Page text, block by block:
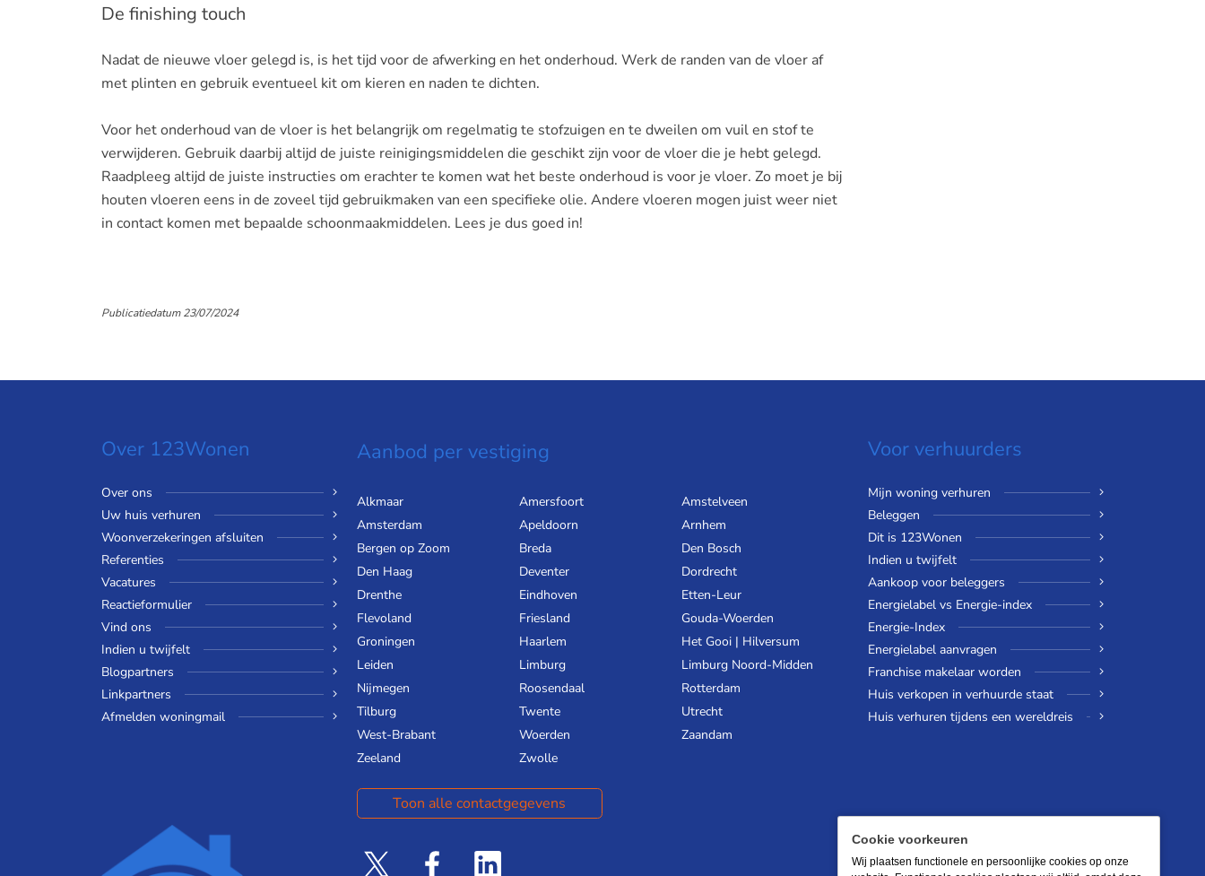
De finishing touch
Nadat de nieuwe vloer gelegd is, is het tijd voor de afwerking en het onderhoud. Werk de randen van de vloer af
met plinten en gebruik eventueel kit om kieren en naden te dichten.
Voor het onderhoud van de vloer is het belangrijk om regelmatig te stofzuigen en te dweilen om vuil en stof te
verwijderen. Gebruik daarbij altijd de juiste reinigingsmiddelen die geschikt zijn voor de vloer die je hebt gelegd.
Raadpleeg altijd de juiste instructies om erachter te komen wat het beste onderhoud is voor je vloer. Zo moet je bij
houten vloeren eens in de zoveel tijd gebruikmaken van een specifieke olie. Andere vloeren mogen juist weer niet
in contact komen met bepaalde schoonmaakmiddelen. Lees je dus goed in!
Publicatiedatum 23/07/2024
Over 123Wonen
Over ons
Uw huis verhuren
Woonverzekeringen afsluiten
Referenties
Vacatures
Reactieformulier
Vind ons
Indien u twijfelt
Blogpartners
Linkpartners
Afmelden woningmail
Aanbod per vestiging
Alkmaar Amersfoort
Amstelveen
Amsterdam
Apeldoorn
Arnhem
Bergen op Zoom
Breda
Den Bosch
Den Haag
Deventer
Dordrecht
Drenthe
Eindhoven
Etten-Leur
Flevoland
Friesland
Gouda-Woerden
Groningen
Haarlem
Het Gooi | Hilversum
Leiden
Limburg
Limburg Noord-Midden
Nijmegen
Roosendaal
Rotterdam
Tilburg
Twente
Utrecht
West-Brabant
Woerden
Zaandam
Zeeland
Zwolle
Toon alle contactgegevens
Voor verhuurders
Mijn woning verhuren
Beleggen
Dit is 123Wonen
Indien u twijfelt
Aankoop voor beleggers
Energielabel vs Energie-index
Energie-Index
Energielabel aanvragen
Franchise makelaar worden
Huis verkopen in verhuurde staat
Huis verhuren tijdens een wereldreis
Cookie voorkeuren
Wij plaatsen functionele en persoonlijke cookies op onze